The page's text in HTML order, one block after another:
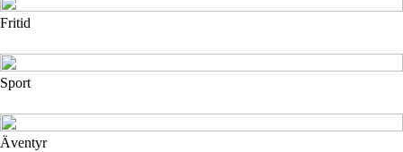
Fritid
Sport
Äventyr